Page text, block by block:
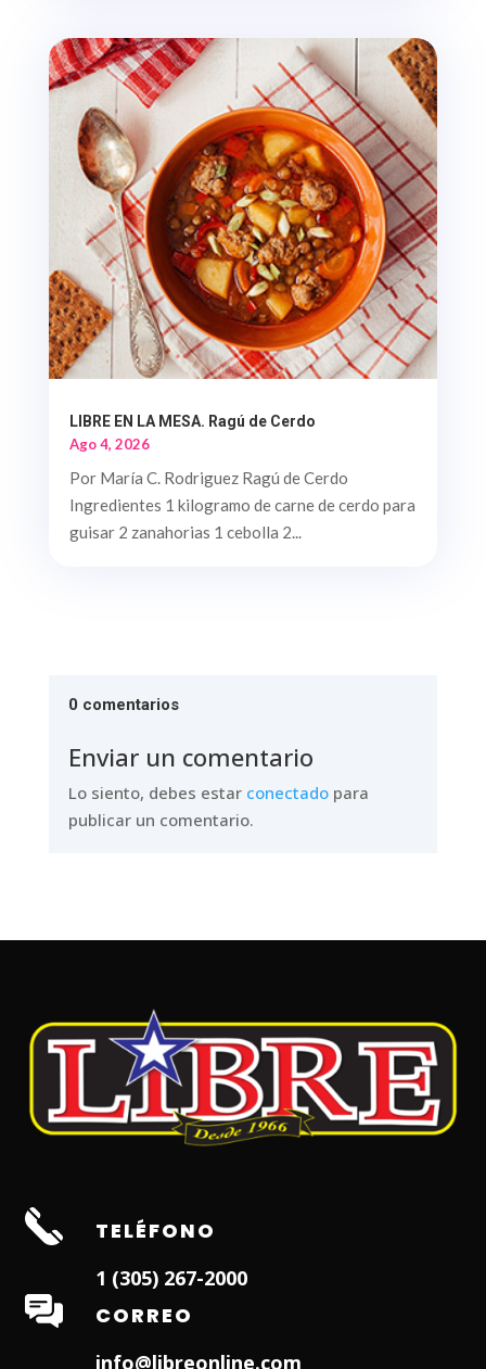
LIBRE EN LA MESA. Ragú de Cerdo
Ago 4, 2026
Por María C. Rodriguez Ragú de Cerdo
Ingredientes 1 kilogramo de carne de cerdo para
guisar 2 zanahorias 1 cebolla 2...
0 comentarios
Enviar un comentario
Lo siento, debes estar conectadopara
publicar un comentario.
TELÉFONO
1 (305) 267-2000
CORREO
info@libreonline.com